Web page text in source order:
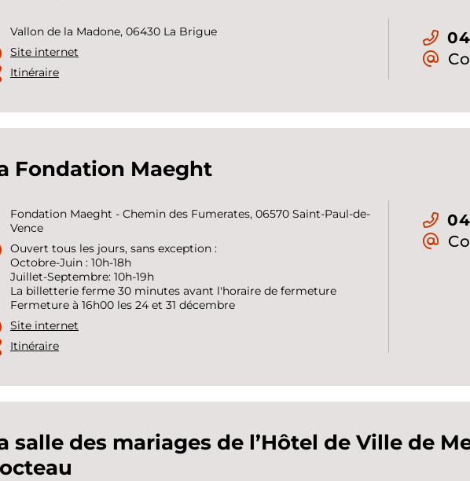
Vallon de la Madone, 06430 La Brigue
Site internet
Itinéraire
Fondation Maeght
Fondation Maeght - Chemin des Fumerates, 06570 Saint-Paul-de-
Vence
Ouvert tous les jours, sans exception :
Octobre-Juin : 10h-18h
Juillet-Septembre: 10h-19h
La billetterie ferme 30 minutes avant l'horaire de fermeture
Fermeture à 16h00 les 24 et 31 décembre
Site internet
Itinéraire
salle des mariages de l’Hôtel de Ville de